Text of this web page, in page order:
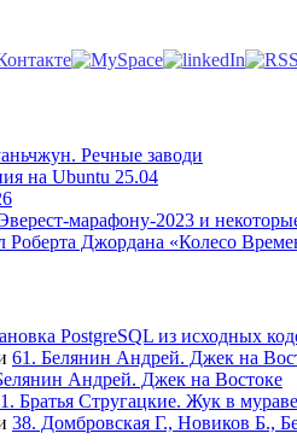
Речные заводи
на Ubuntu 25.04
марафону-2023 и
Роберта Джордана «Колесо
PostgreSQL из исходных
61. Белянин Андрей. Джек на
Андрей. Джек на Востоке
Братья Стругацкие. Жук в
38. Домбровская Г., Новиков Б.,